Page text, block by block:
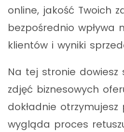
online, jakość Twoich
bezpośrednio wpływa
klientów i wyniki
Na tej stronie dowiesz
zdjęć biznesowych
dokładnie otrzymujesz
wygląda proces